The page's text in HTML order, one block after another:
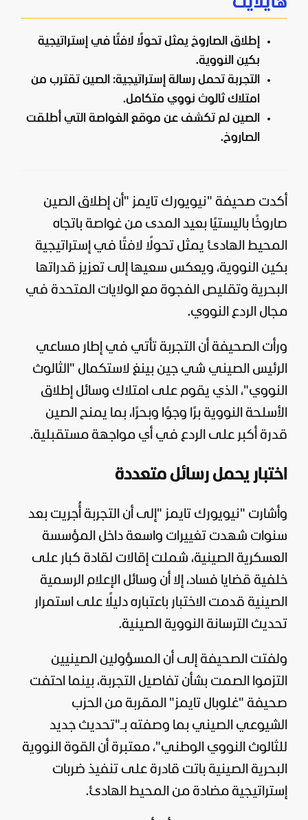
إطلاق الصاروخ يمثل تحولًا لافتًا في إستراتيجية
بكين النووية.
التجربة تحمل رسالة إستراتيجية: الصين تقترب من
امتلاك ثالوث نووي متكامل.
الصين لم تكشف عن موقع الغواصة التي أطلقت
الصاروخ.
أكدت صحيفة "نيويورك تايمز "أن إطلاق الصين
صاروخًا باليستيًا بعيد المدى من غواصة باتجاه
المحيط الهادئ يمثل تحولًا لافتًا في إستراتيجية
بكين النووية، ويعكس سعيها إلى تعزيز قدراتها
البحرية وتقليص الفجوة مع الولايات المتحدة في
مجال الردع النووي.
ورأت الصحيفة أن التجربة تأتي في إطار مساعي
الرئيس الصيني شي جين بينغ لاستكمال "الثالوث
النووي"، الذي يقوم على امتلاك وسائل إطلاق
الأسلحة النووية برًا وجوًا وبحرًا، بما يمنح الصين
قدرة أكبر على الردع في أي مواجهة مستقبلية.
اختبار يحمل رسائل متعددة
وأشارت "نيويورك تايمز "إلى أن التجربة أُجريت بعد
سنوات شهدت تغييرات واسعة داخل المؤسسة
العسكرية الصينية، شملت إقالات لقادة كبار على
خلفية قضايا فساد، إلا أن وسائل الإعلام الرسمية
الصينية قدمت الاختبار باعتباره دليلًا على استمرار
تحديث الترسانة النووية الصينية.
ولفتت الصحيفة إلى أن المسؤولين الصينيين
التزموا الصمت بشأن تفاصيل التجربة، بينما احتفت
صحيفة "غلوبال تايمز" المقربة من الحزب
الشيوعي الصيني بما وصفته بـ"تحديث جديد
للثالوث النووي الوطني"، معتبرة أن القوة النووية
البحرية الصينية باتت قادرة على تنفيذ ضربات
إستراتيجية مضادة من المحيط الهادئ.